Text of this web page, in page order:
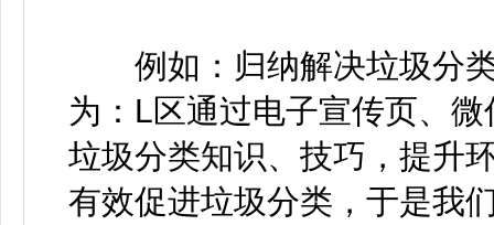
例如：归纳解决垃圾分类
为：L区通过电子宣传页、
垃圾分类知识、技巧，提升
有效促进垃圾分类，于是我